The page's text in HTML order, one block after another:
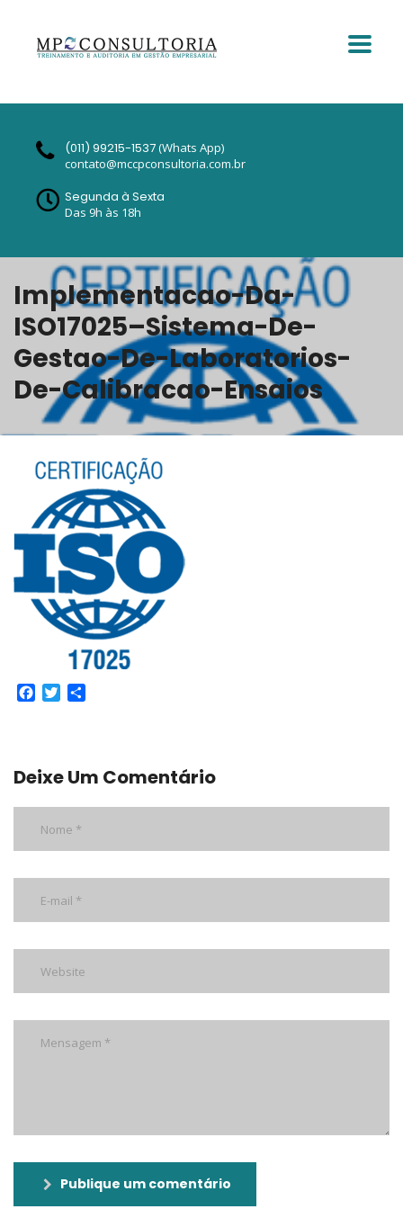
(011) 99215-1537(Whats App)
contato@mccpconsultoria.com.br
Segunda à Sexta
Das 9h às 18h
Implementacao-Da-
ISO17025–Sistema-De-
Gestao-De-Laboratorios-
De-Calibracao-Ensaios
Facebook
Twitter
Deixe Um Comentário
Publique um comentário